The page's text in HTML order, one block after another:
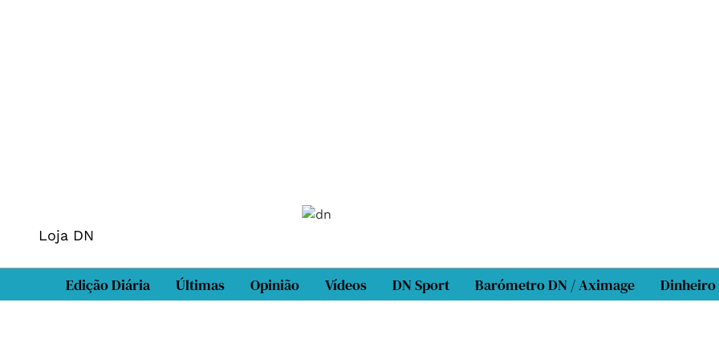
Loja DN
Edição Diária Últimas Opinião Vídeos DN Sport Barómetro DN / Aximage Dinheiro